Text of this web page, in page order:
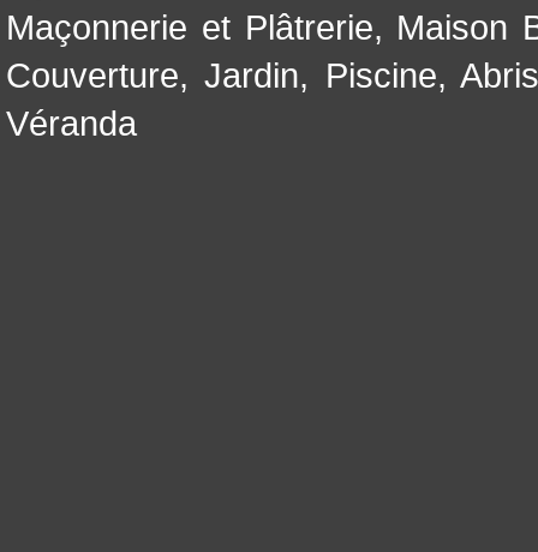
Maçonnerie et Plâtrerie, Maison
Couverture,Jardin, Piscine,
Véranda